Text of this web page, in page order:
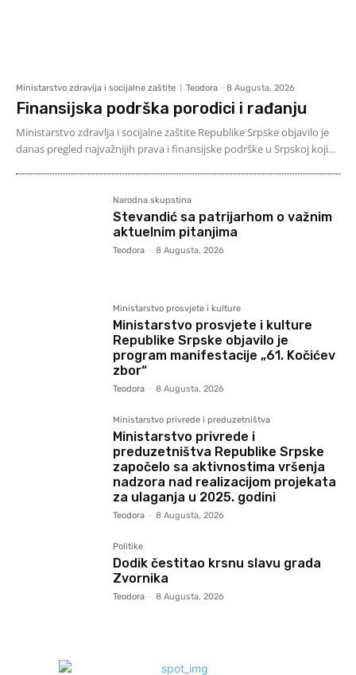
Ministarstvo zdravlja i socijalne zaštite Teodora - 8 Augusta, 2026
Finansijska podrška porodici i rađanju
Ministarstvo zdravlja i socijalne zaštite Republike Srpske objavilo je
danas pregled najvažnijih prava i finansijske podrške u Srpskoj koji...
Narodna skupstina
Stevandić sa patrijarhom o važnim
aktuelnim pitanjima
Teodora - 8 Augusta, 2026
Ministarstvo prosvjete i kulture
Ministarstvo prosvjete i kulture
Republike Srpske objavilo je
program manifestacije „61. Kočićev
zbor“
Teodora - 8 Augusta, 2026
Ministarstvo privrede i preduzetništva
Ministarstvo privrede i
preduzetništva Republike Srpske
započelo sa aktivnostima vršenja
nadzora nad realizacijom projekata
za ulaganja u 2025. godini
Teodora - 8 Augusta, 2026
Politike
Dodik čestitao krsnu slavu grada
Zvornika
Teodora - 8 Augusta, 2026